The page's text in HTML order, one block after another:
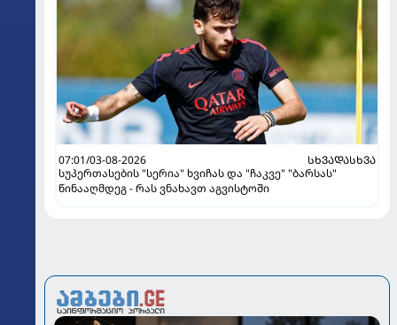
07:01/03-08-2026
ᲡᲮᲕᲐᲓᲐᲡᲮᲕᲐ
სუპერთასების "სერია" ხვიჩას და "ჩაკვე" "ბარსას"
წინააღმდეგ - რას ვნახავთ აგვისტოში